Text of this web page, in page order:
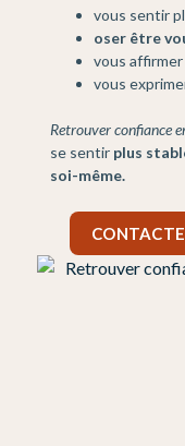
vous sentir
oser être
vous
vous
Retrouver confiance
se sentir plus
soi-même.